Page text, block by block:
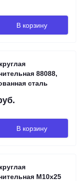
В корзину
88088,
сталь
В корзину
М10х25